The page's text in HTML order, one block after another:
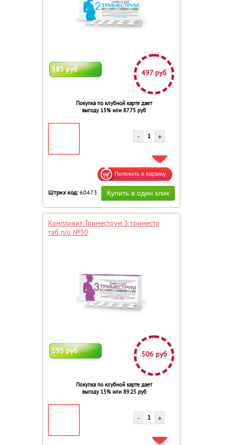
585 руб 497 руб
Покупка по клубной карте дает
выгоду 15% или 87.75 руб
ДОБАВИТЬ В ИЗБРАННОЕ
Штрих код: 60473
Компливит Триместрум 3 триместр
таб.п/о №30
595 руб 506 руб
Покупка по клубной карте дает
выгоду 15% или 89.25 руб
ДОБАВИТЬ В ИЗБРАННОЕ